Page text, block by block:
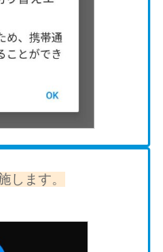
します。